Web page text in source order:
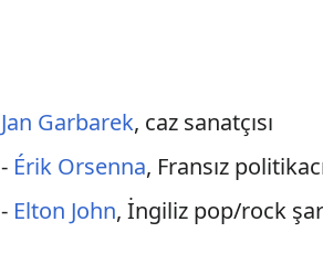
Jan Garbarek, caz sanatçısı
- Érik Orsenna, Fransız
- Elton John, İngiliz pop/rock